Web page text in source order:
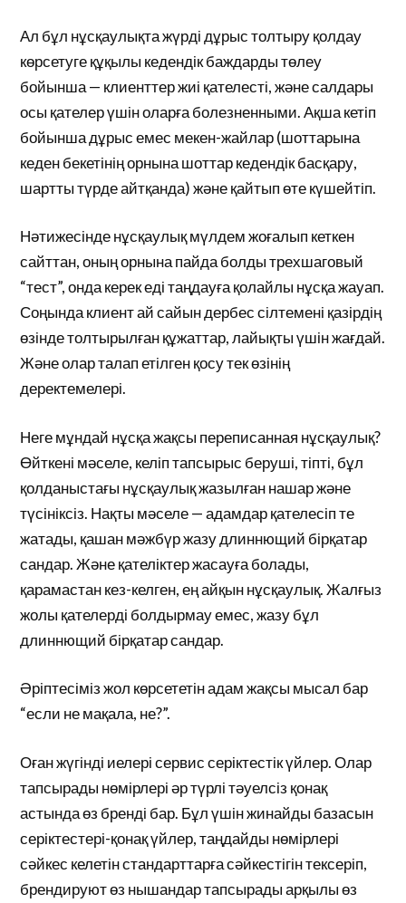
Ал бұл нұсқаулықта жүрді дұрыс толтыру қолдау
көрсетуге құқылы кедендік баждарды төлеу
бойынша — клиенттер жиі қателесті, және салдары
осы қателер үшін оларға болезненными. Ақша кетіп
бойынша дұрыс емес мекен-жайлар (шоттарына
кеден бекетінің орнына шоттар кедендік басқару,
шартты түрде айтқанда) және қайтып өте күшейтіп.
Нәтижесінде нұсқаулық мүлдем жоғалып кеткен
сайттан, оның орнына пайда болды трехшаговый
“тест”, онда керек еді таңдауға қолайлы нұсқа жауап.
Соңында клиент ай сайын дербес сілтемені қазірдің
өзінде толтырылған құжаттар, лайықты үшін жағдай.
Және олар талап етілген қосу тек өзінің
деректемелері.
Неге мұндай нұсқа жақсы переписанная нұсқаулық?
Өйткені мәселе, келіп тапсырыс беруші, тіпті, бұл
қолданыстағы нұсқаулық жазылған нашар және
түсініксіз. Нақты мәселе — адамдар қателесіп те
жатады, қашан мәжбүр жазу длиннющий бірқатар
сандар. Және қателіктер жасауға болады,
қарамастан кез-келген, ең айқын нұсқаулық. Жалғыз
жолы қателерді болдырмау емес, жазу бұл
длиннющий бірқатар сандар.
Әріптесіміз жол көрсететін адам жақсы мысал бар
“если не мақала, не?”.
Оған жүгінді иелері сервис серіктестік үйлер. Олар
тапсырады нөмірлері әр түрлі тәуелсіз қонақ
астында өз бренді бар. Бұл үшін жинайды базасын
серіктестері-қонақ үйлер, таңдайды нөмірлері
сәйкес келетін стандарттарға сәйкестігін тексеріп,
брендируют өз нышандар тапсырады арқылы өз